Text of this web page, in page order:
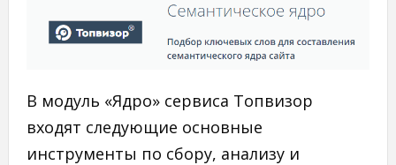
В модуль «Ядро» сервиса Топвизор
входят следующие основные
инструменты по сбору, анализу и